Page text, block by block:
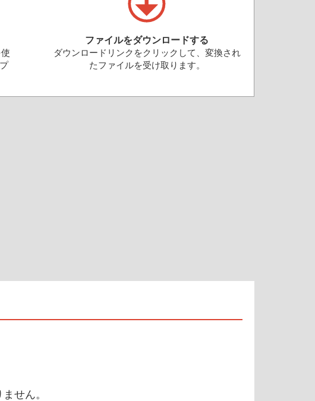
ファイルをダウンロードする
ダウンロードリンクをクリックして、変換され
たファイルを受け取ります。
せん。